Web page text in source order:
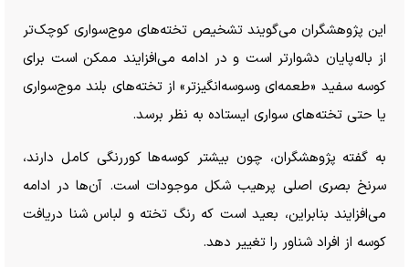
این پژوهشگران می‌گویند تشخیص تخته‌های موج‌سواری کوچک‌تر
از باله‌پایان دشوارتر است و در ادامه می‌افزایند ممکن است برای
کوسه سفید «طعمه‌ای وسوسه‌انگیزتر» از تخته‌های بلند موج‌سواری
یا حتی تخته‌های سواری ایستاده به نظر برسد.
به گفته پژوهشگران، چون بیشتر کوسه‌ها کوررنگی کامل دارند،
سرنخ بصری اصلی پرهیب شکل موجودات است. آن‌ها در ادامه
می‌افزایند بنابراین، بعید است که رنگ تخته و لباس شنا دریافت
کوسه از افراد شناور را تغییر دهد.